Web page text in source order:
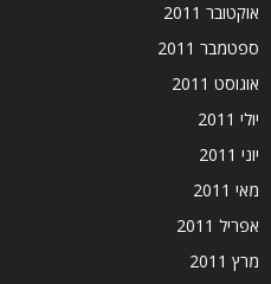
אוקטובר 2011
ספטמבר 2011
אוגוסט 2011
יולי 2011
יוני 2011
מאי 2011
אפריל 2011
מרץ 2011